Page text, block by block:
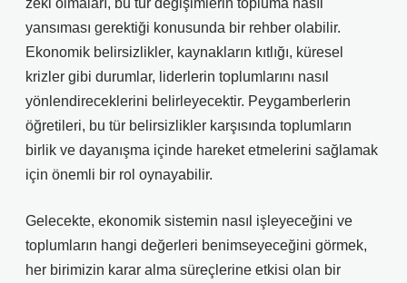
zeki olmaları, bu tür değişimlerin topluma nasıl
yansıması gerektiği konusunda bir rehber olabilir.
Ekonomik belirsizlikler, kaynakların kıtlığı, küresel
krizler gibi durumlar, liderlerin toplumlarını nasıl
yönlendireceklerini belirleyecektir. Peygamberlerin
öğretileri, bu tür belirsizlikler karşısında toplumların
birlik ve dayanışma içinde hareket etmelerini sağlamak
için önemli bir rol oynayabilir.
Gelecekte, ekonomik sistemin nasıl işleyeceğini ve
toplumların hangi değerleri benimseyeceğini görmek,
her birimizin karar alma süreçlerine etkisi olan bir